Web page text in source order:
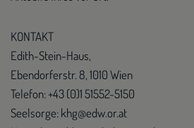
KONTAKT
Edith-Stein-Haus,
Ebendorferstr. 8, 1010 Wien
Telefon: +43 (0)1 51552-5150
Seelsorge: khg@edw.or.at